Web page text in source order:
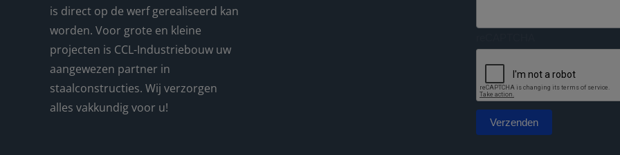
is direct op de werf gerealiseerd kan
worden. Voor grote en kleine
projecten is CCL-Industriebouw uw
aangewezen partner in
staalconstructies. Wij verzorgen
alles vakkundig voor u!
Verzenden